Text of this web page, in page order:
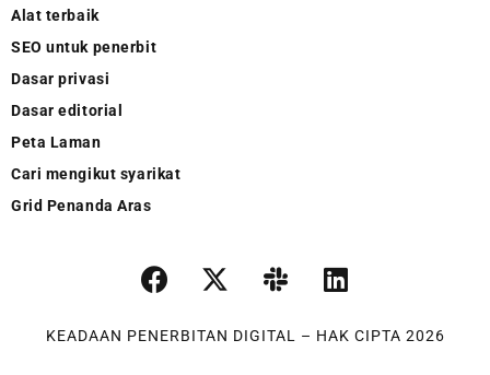
Alat terbaik
SEO untuk penerbit
Dasar privasi
Dasar editorial
Peta Laman
Cari mengikut syarikat
Grid Penanda Aras
KEADAAN PENERBITAN DIGITAL – HAK CIPTA 2026